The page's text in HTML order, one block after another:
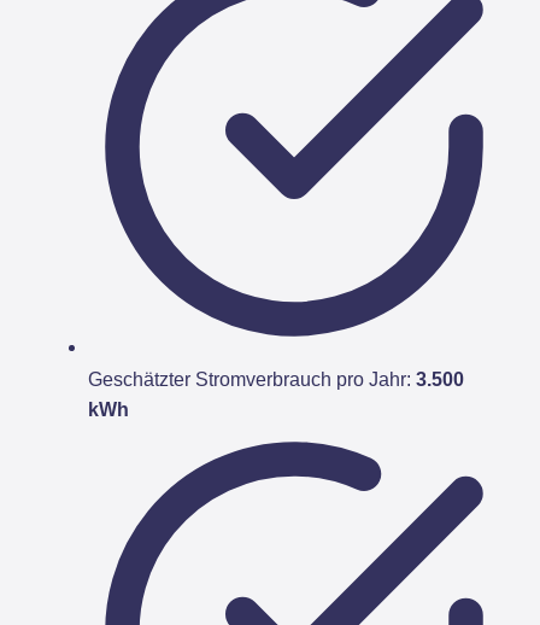
Geschätzter Stromverbrauch pro Jahr: 3.500
kWh